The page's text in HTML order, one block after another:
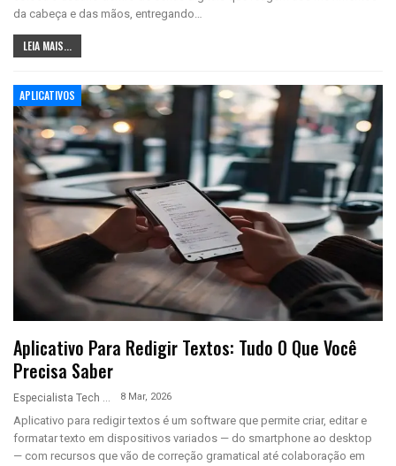
da cabeça e das mãos, entregando…
LEIA MAIS...
APLICATIVOS
Aplicativo Para Redigir Textos: Tudo O Que Você
Precisa Saber
Especialista Tech 8 Mar, 2026
Aplicativo para redigir textos é um software que permite criar, editar e
formatar texto em dispositivos variados — do smartphone ao desktop
— com recursos que vão de correção gramatical até colaboração em